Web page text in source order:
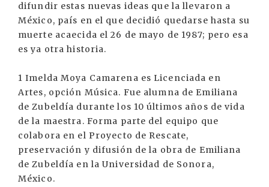
difundir estas nuevas ideas que la llevaron a
México, país en el que decidió quedarse hasta su
muerte acaecida el 26 de mayo de 1987; pero esa
es ya otra historia.
1 Imelda Moya Camarena es Licenciada en
Artes, opción Música. Fue alumna de Emiliana
de Zubeldía durante los 10 últimos años de vida
de la maestra. Forma parte del equipo que
colabora en el Proyecto de Rescate,
preservación y difusión de la obra de Emiliana
de Zubeldía en la Universidad de Sonora,
México.